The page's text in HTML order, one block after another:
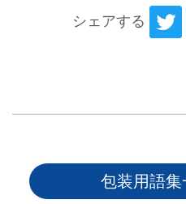
シェアする
包装用語集